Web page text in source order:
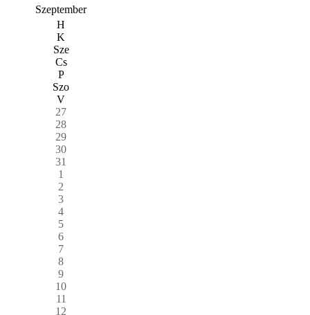
Szeptember
H
K
Sze
Cs
P
Szo
V
27
28
29
30
31
1
2
3
4
5
6
7
8
9
10
11
12